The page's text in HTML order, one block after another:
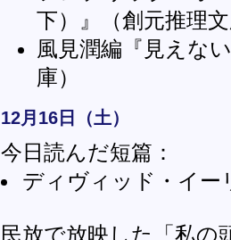
下）』（創元推理
風見潤編『見えな
庫）
12月16日（土）
今日読んだ短篇：
ディヴィッド・イー
民放で放映した「私の